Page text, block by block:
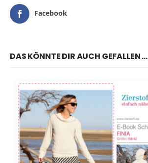
Facebook
DAS KÖNNTE DIR AUCH GEFALLEN …